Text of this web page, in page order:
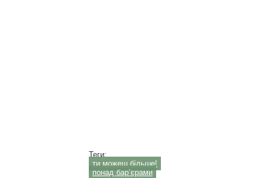
Теги:
ти можеш більше!
понад бар’єрами